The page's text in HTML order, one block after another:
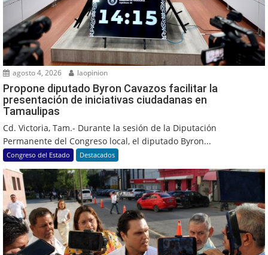
agosto 4, 2026 laopinion
Propone diputado Byron Cavazos facilitar la
presentación de iniciativas ciudadanas en
Tamaulipas
Cd. Victoria, Tam.- Durante la sesión de la Diputación
Permanente del Congreso local, el diputado Byron...
Congreso del Estado Destacados